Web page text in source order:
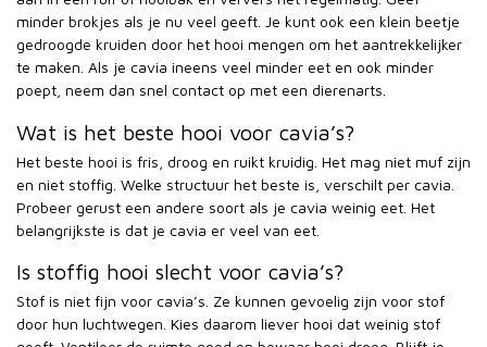
minder brokjes als je nu veel geeft. Je kunt ook een klein beetje
gedroogde kruiden door het hooi mengen om het aantrekkelijker
te maken. Als je cavia ineens veel minder eet en ook minder
poept, neem dan snel contact op met een dierenarts.
Wat is het beste hooi voor cavia’s?
Het beste hooi is fris, droog en ruikt kruidig. Het mag niet muf zijn
en niet stoffig. Welke structuur het beste is, verschilt per cavia.
Probeer gerust een andere soort als je cavia weinig eet. Het
belangrijkste is dat je cavia er veel van eet.
Is stoffig hooi slecht voor cavia’s?
Stof is niet fijn voor cavia’s. Ze kunnen gevoelig zijn voor stof
door hun luchtwegen. Kies daarom liever hooi dat weinig stof